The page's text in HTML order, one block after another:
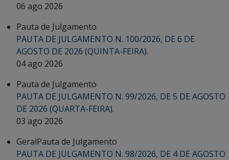
06 ago 2026
Pauta de Julgamento
PAUTA DE JULGAMENTO N. 100/2026, DE 6 DE
AGOSTO DE 2026 (QUINTA-FEIRA).
04 ago 2026
Pauta de Julgamento
PAUTA DE JULGAMENTO N. 99/2026, DE 5 DE AGOSTO
DE 2026 (QUARTA-FEIRA).
03 ago 2026
GeralPauta de Julgamento
PAUTA DE JULGAMENTO N. 98/2026, DE 4 DE AGOSTO